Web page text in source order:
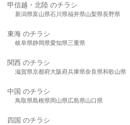
甲信越・北陸 のチラシ
新潟県富山県石川県福井県山梨県長野県
東海 のチラシ
岐阜県静岡県愛知県三重県
関西 のチラシ
滋賀県京都府大阪府兵庫県奈良県和歌山県
中国 のチラシ
鳥取県島根県岡山県広島県山口県
四国 のチラシ